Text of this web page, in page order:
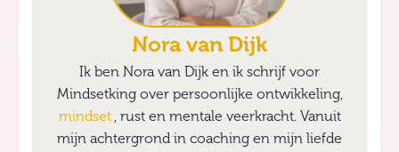
Nora van Dijk
Ik ben Nora van Dijk en ik schrijf voor
Mindsetking over persoonlijke ontwikkeling,
mindset , rust en mentale veerkracht. Vanuit
mijn achtergrond in coaching en mijn liefde